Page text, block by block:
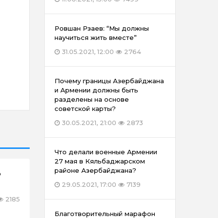
2185
Ровшан Рзаев: “Мы должны
научиться жить вместе”
31.05.2021, 12:00
2764
Почему границы Азербайджана
и Армении должны быть
разделены на основе
советской карты?
30.05.2021, 21:00
2873
Что делали военные Армении
27 мая в Кяльбаджарском
районе Азербайджана?
29.05.2021, 17:00
7139
Благотворительный марафон